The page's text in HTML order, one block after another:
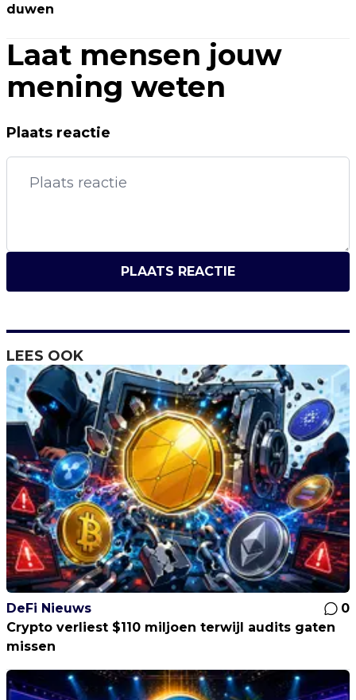
duwen
Laat mensen jouw
mening weten
Plaats reactie
PLAATS REACTIE
LEES OOK
DeFi Nieuws
0
Crypto verliest $110 miljoen terwijl audits gaten
missen